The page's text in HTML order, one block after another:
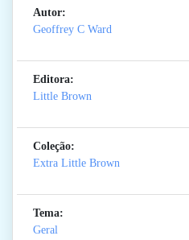
Autor:
Geoffrey C Ward
Editora:
Little Brown
Coleção:
Extra Little Brown
Tema:
Geral